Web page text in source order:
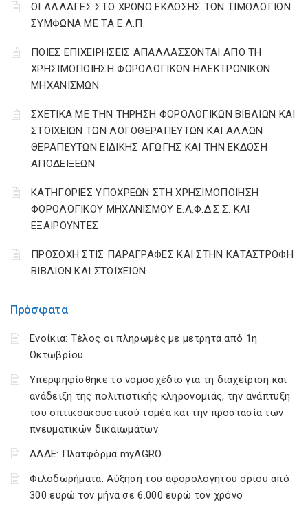
Πρόσφατα
Ενοίκια: Τέλος οι πληρωμές με μετρητά από 1η
Οκτωβρίου
Υπερψηφίσθηκε το νομοσχέδιο για τη διαχείριση και
ανάδειξη της πολιτιστικής κληρονομιάς, την ανάπτυξη
του οπτικοακουστικού τομέα και την προστασία των
πνευματικών δικαιωμάτων
ΑΑΔΕ: Πλατφόρμα myAGRO
Φιλοδωρήματα: Αύξηση του αφορολόγητου ορίου από
300 ευρώ τον μήνα σε 6.000 ευρώ τον χρόνο
ΟΙ ΑΛΛΑΓΕΣ ΣΤΟ ΧΡΟΝΟ ΕΚΔΟΣΗΣ ΤΩΝ ΤΙΜΟΛΟΓΙΩΝ
ΣΥΜΦΩΝΑ ΜΕ ΤΑ Ε.Λ.Π.
ΠΟΙΕΣ ΕΠΙΧΕΙΡΗΣΕΙΣ ΑΠΑΛΛΑΣΣΟΝΤΑΙ ΑΠΟ ΤΗ
ΧΡΗΣΙΜΟΠΟΙΗΣΗ ΦΟΡΟΛΟΓΙΚΩΝ ΗΛΕΚΤΡΟΝΙΚΩΝ
ΜΗΧΑΝΙΣΜΩΝ
ΣΧΕΤΙΚΑ ΜΕ ΤΗΝ ΤΗΡΗΣΗ ΦΟΡΟΛΟΓΙΚΩΝ ΒΙΒΛΙΩΝ ΚΑΙ
ΣΤΟΙΧΕΙΩΝ ΤΩΝ ΛΟΓΟΘΕΡΑΠΕΥΤΩΝ ΚΑΙ ΑΛΛΩΝ
ΘΕΡΑΠΕΥΤΩΝ ΕΙΔΙΚΗΣ ΑΓΩΓΗΣ ΚΑΙ ΤΗΝ ΕΚΔΟΣΗ
ΑΠΟΔΕΙΞΕΩΝ
ΚΑΤΗΓΟΡΙΕΣ ΥΠΟΧΡΕΩΝ ΣΤΗ ΧΡΗΣΙΜΟΠΟΙΗΣΗ
ΦΟΡΟΛΟΓΙΚΟΥ ΜΗΧΑΝΙΣΜΟΥ Ε.Α.Φ.Δ.Σ.Σ. ΚΑΙ
ΕΞΑΙΡΟΥΝΤΕΣ
ΠΡΟΣΟΧΗ ΣΤΙΣ ΠΑΡΑΓΡΑΦΕΣ ΚΑΙ ΣΤΗΝ ΚΑΤΑΣΤΡΟΦΗ
ΒΙΒΛΙΩΝ ΚΑΙ ΣΤΟΙΧΕΙΩΝ